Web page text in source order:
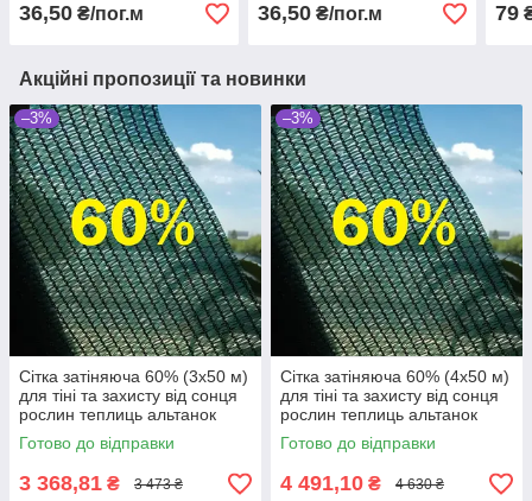
36,50 ₴/пог.м 36,50₴/пог.м 79
Акційні пропозиції та новинки
–3%
Сітка затіняюча 60% (3х50 м)
для тіні та захисту від сонця
рослин теплиць альтанок
навісів
Готово до відправки
3 368,81 ₴ 3 473 ₴
–3%
Сітка затіняюча 60% (4х50 м)
для тіні та захисту від сонця
рослин теплиць альтанок
навісів
Готово до відправки
4 491,10 ₴ 4 630 ₴